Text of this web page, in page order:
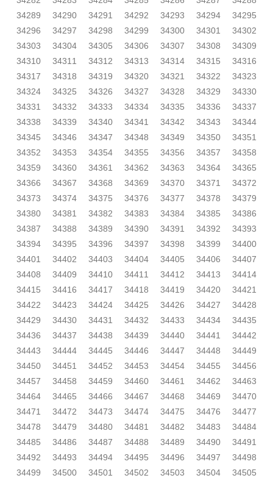
34289
34290 34291 34292 34293 34294
34295
34296
34297 34298 34299 34300 34301
34302
34303
34304 34305 34306 34307 34308
34309
34310
34311 34312 34313 34314 34315
34316
34317
34318 34319 34320 34321 34322
34323
34324
34325 34326 34327 34328 34329
34330
34331
34332 34333 34334 34335 34336
34337
34338
34339 34340 34341 34342 34343
34344
34345
34346 34347 34348 34349 34350
34351
34352
34353 34354 34355 34356 34357
34358
34359
34360 34361 34362 34363 34364
34365
34366
34367 34368 34369 34370 34371
34372
34373
34374 34375 34376 34377 34378
34379
34380
34381 34382 34383 34384 34385
34386
34387
34388 34389 34390 34391 34392
34393
34394
34395 34396 34397 34398 34399
34400
34401
34402 34403 34404 34405 34406
34407
34408
34409 34410 34411 34412 34413
34414
34415
34416 34417 34418 34419 34420
34421
34422
34423 34424 34425 34426 34427
34428
34429
34430 34431 34432 34433 34434
34435
34436
34437 34438 34439 34440 34441
34442
34443
34444 34445 34446 34447 34448
34449
34450
34451 34452 34453 34454 34455
34456
34457
34458 34459 34460 34461 34462
34463
34464
34465 34466 34467 34468 34469
34470
34471
34472 34473 34474 34475 34476
34477
34478
34479 34480 34481 34482 34483
34484
34485
34486 34487 34488 34489 34490
34491
34492
34493 34494 34495 34496 34497
34498
34499
34500 34501 34502 34503 34504
34505